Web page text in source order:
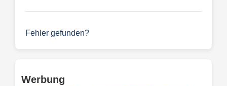
Fehler gefunden?
Werbung